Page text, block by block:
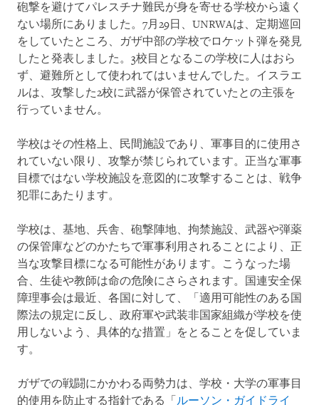
砲撃を避けてパレスチナ難民が身を寄せる学校から遠く
ない場所にありました。7月29日、UNRWAは、定期巡回
をしていたところ、ガザ中部の学校でロケット弾を発見
したと発表しました。3校目となるこの学校に人はおら
ず、避難所として使われてはいませんでした。イスラエ
ルは、攻撃した2校に武器が保管されていたとの主張を
行っていません。
学校はその性格上、民間施設であり、軍事目的に使用さ
れていない限り、攻撃が禁じられています。正当な軍事
目標ではない学校施設を意図的に攻撃することは、戦争
犯罪にあたります。
学校は、基地、兵舎、砲撃陣地、拘禁施設、武器や弾薬
の保管庫などのかたちで軍事利用されることにより、正
当な攻撃目標になる可能性があります。こうなった場
合、生徒や教師は命の危険にさらされます。国連安全保
障理事会は最近、各国に対して、「適用可能性のある国
際法の規定に反し、政府軍や武装非国家組織が学校を使
用しないよう、具体的な措置」をとることを促していま
す。
ガザでの戦闘にかかわる両勢力は、学校・大学の軍事目
的使用を防止する指針である「 ルーソン・ガイドライ